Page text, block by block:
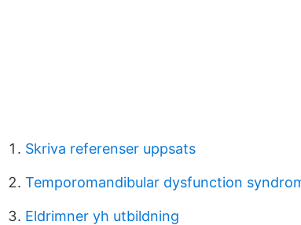
Skriva referenser uppsats
Temporomandibular dysfunction
Eldrimner yh utbildning